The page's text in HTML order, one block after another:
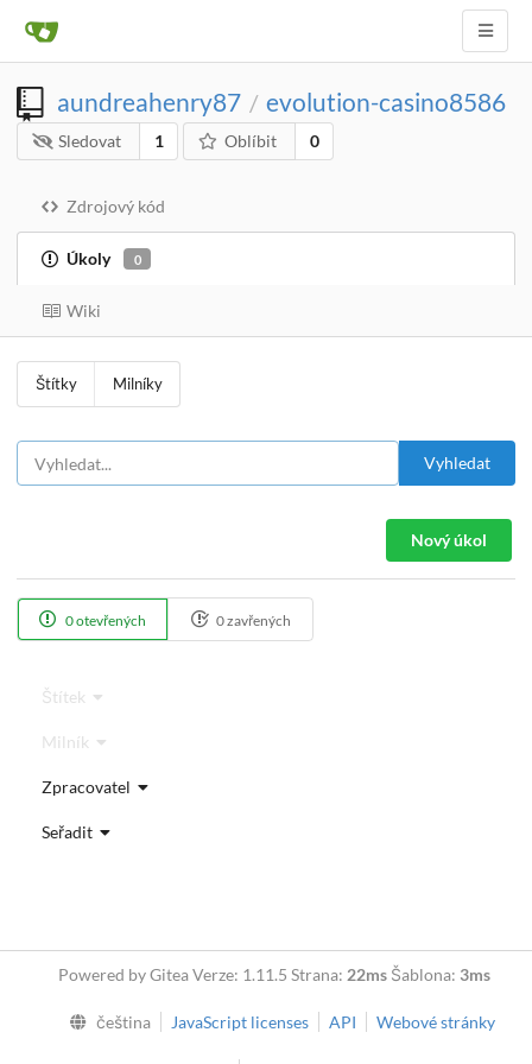
aundreahenry87 / evolution-casino8586
Sledovat 1 Oblíbit 0
Zdrojový kód
Úkoly 0
Wiki
Štítky Milníky
Vyhledat
Nový úkol
0 otevřených 0 zavřených
Štítek
Milník
Zpracovatel
Seřadit
Powered by Gitea Verze: 1.11.5 Strana: 22ms Šablona: 3ms
čeština JavaScript licenses API Webové stránky